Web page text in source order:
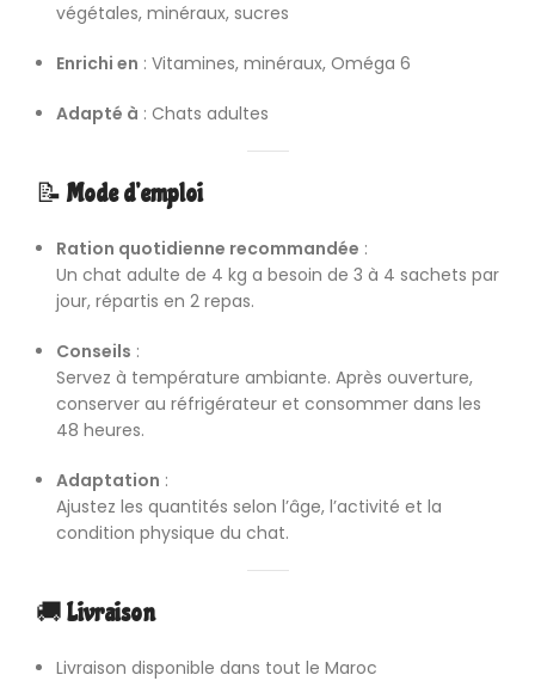
végétales, minéraux, sucres
Enrichi en : Vitamines, minéraux, Oméga 6
Adapté à : Chats adultes
📝Mode d’emploi
Ration quotidienne recommandée :
Un chat adulte de 4 kg a besoin de 3 à 4 sachets par
jour, répartis en 2 repas.
Conseils :
Servez à température ambiante. Après ouverture,
conserver au réfrigérateur et consommer dans les
48 heures.
Adaptation :
Ajustez les quantités selon l’âge, l’activité et la
condition physique du chat.
🚚Livraison
Livraison disponible dans tout le Maroc